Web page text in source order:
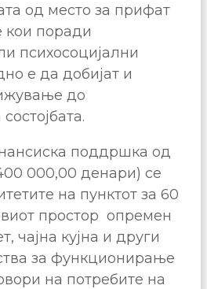
од место за прифат
кои поради
психосоцијални
е да добијат и
до
поддршка од
000,00 денари) се
на пунктот за 60
простор опремен
чајна кујна и други
за функционирање
на потребите на